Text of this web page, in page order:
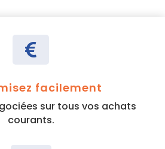

facilement
sur tous vos achats
courants.